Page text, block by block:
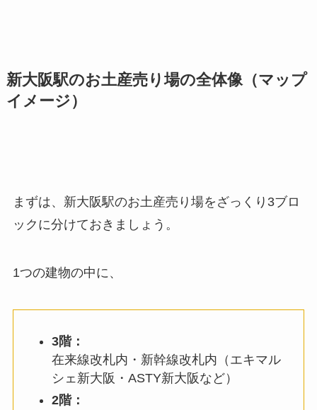
新大阪駅のお土産売り場の全体像（マップ
イメージ）
まずは、新大阪駅のお土産売り場をざっくり3ブロ
ックに分けておきましょう。
1つの建物の中に、
3階：
在来線改札内・新幹線改札内（エキマル
シェ新大阪・ASTY新大阪など）
2階：